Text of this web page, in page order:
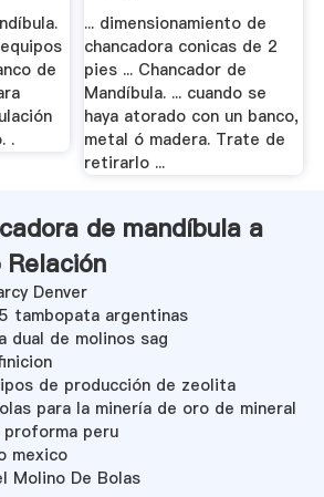
de
.
... dimensionamiento de
chancadora conicas de 2
pies ... Chancador de
Mandíbula. ... cuando se
haya atorado con un banco,
metal ó madera. Trate de
retirarlo ...
de mandíbula a
Denver
tambopata argentinas
dual de molinos sag
de producción de zeolita
para la minería de oro de mineral
peru
mexico
Molino De Bolas